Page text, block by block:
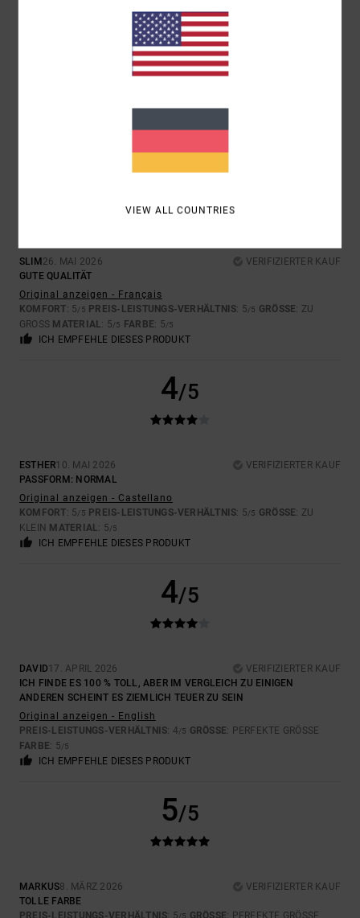
PREIS-LEISTUNGS-VERHÄLTNIS
5
SLIM 26. MAI 2026
VERIFIZIERTER KAUF
GUTE QUALITÄT
Original anzeigen - Français
KOMFORT: 5/5 PREIS-LEISTUNGS-VERHÄLTNIS: 5/5 GRÖSSE : ZU
GROSS MATERIAL: 5/5 FARBE: 5/5
ICH EMPFEHLE DIESES PRODUKT
4/5
ESTHER10. MAI 2026
VERIFIZIERTER KAUF
PASSFORM: NORMAL
Original anzeigen - Castellano
KOMFORT: 5/5 PREIS-LEISTUNGS-VERHÄLTNIS: 5/5 GRÖSSE : ZU
KLEIN
MATERIAL: 5/5
ICH EMPFEHLE DIESES PRODUKT
4/5
DAVID17. APRIL 2026
VERIFIZIERTER KAUF
ICH FINDE ES 100 % TOLL, ABER IM VERGLEICH ZU EINIGEN
ANDEREN SCHEINT ES ZIEMLICH TEUER ZU SEIN
Original anzeigen - English
PREIS-LEISTUNGS-VERHÄLTNIS: 4/5 GRÖSSE : PERFEKTE GRÖSSE
FARBE: 5/5
ICH EMPFEHLE DIESES PRODUKT
5/5
MARKUS8. MÄRZ 2026
VERIFIZIERTER KAUF
TOLLE FARBE
PREIS-LEISTUNGS-VERHÄLTNIS: 5/5 GRÖSSE : PERFEKTE GRÖSSE
VIEW ALL COUNTRIES